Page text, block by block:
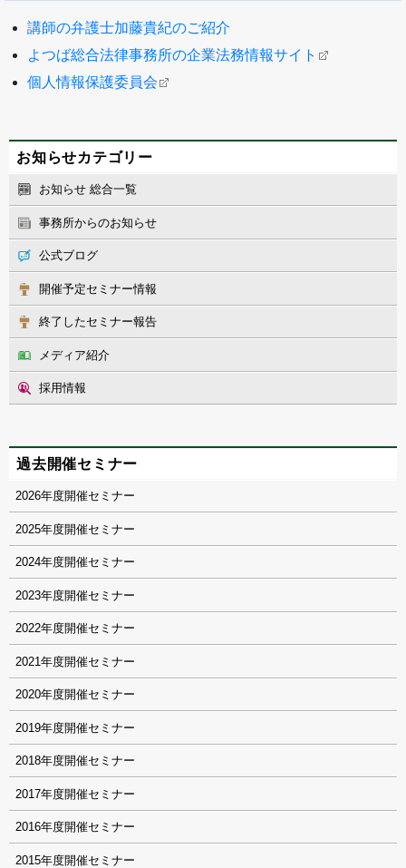
講師の弁護士加藤貴紀のご紹介
よつば総合法律事務所の企業法務情報サイト
個人情報保護委員会
お知らせカテゴリー
お知らせ 総合一覧
事務所からのお知らせ
公式ブログ
開催予定セミナー情報
終了したセミナー報告
メディア紹介
採用情報
過去開催セミナー
2026
2025
2024
2023
2022
2021
2020
2019
2018
2017
2016
2015